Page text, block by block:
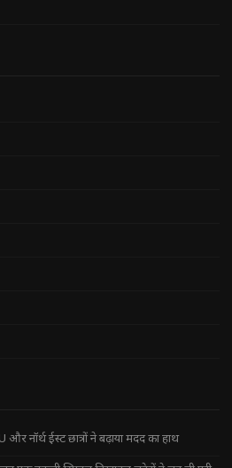
नॉर्थ ईस्ट छात्रों ने बढ़ाया मदद का हाथ